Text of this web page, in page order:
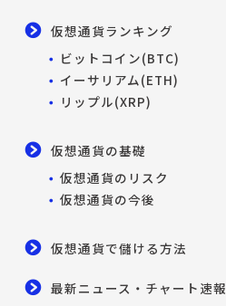
仮想通貨ランキング
ビットコイン(BTC)
イーサリアム(ETH)
リップル(XRP)
仮想通貨の基礎
仮想通貨のリスク
仮想通貨の今後
仮想通貨で儲ける方法
最新ニュース・チャート速報